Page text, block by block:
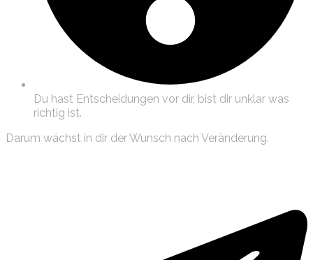
Du hast Entscheidungen vor dir, bist dir unklar was
richtig ist.
Darum wächst in dir der Wunsch nach Veränderung.